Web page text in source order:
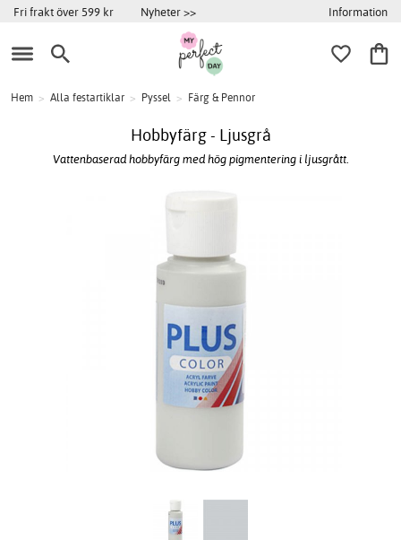
Fri frakt över 599 kr Nyheter >> Information
Hem > Alla festartiklar > Pyssel > Färg & Pennor
Hobbyfärg - Ljusgrå
Vattenbaserad hobbyfärg med hög pigmentering i ljusgrått.